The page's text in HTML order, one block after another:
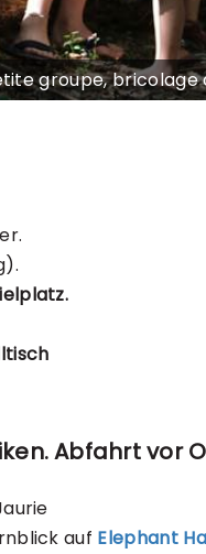
groupe, bricolage
Abfahrt vor
auf Elephant